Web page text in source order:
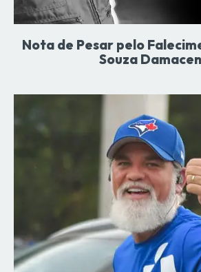
Nota de Pesar pelo
Souza